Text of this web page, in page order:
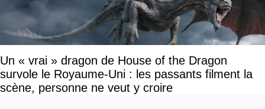
Un « vrai » dragon de House of the Dragon
survole le Royaume-Uni : les passants filment la
scène, personne ne veut y croire